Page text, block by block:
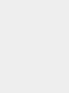
häufiger